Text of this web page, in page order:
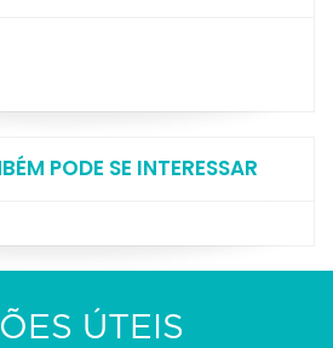
PODE SE INTERESSAR
ÚTEIS